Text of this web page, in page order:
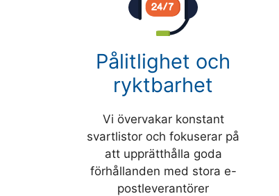
Pålitlighet och
ryktbarhet
Vi övervakar konstant
svartlistor och fokuserar på
att upprätthålla goda
förhållanden med stora e-
postleverantörer